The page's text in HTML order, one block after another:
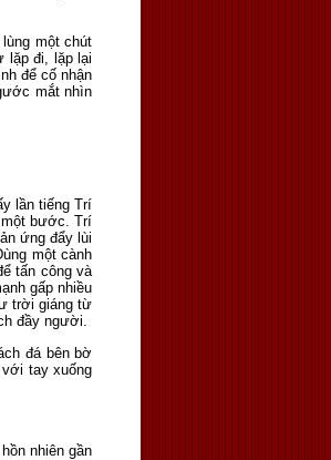
một chút
lặp đi, lặp lại
để cố nhận
mắt nhìn
lần tiếng Trí
bước. Trí
ứng đẩy lùi
một cành
tấn công và
gấp nhiều
trời giáng từ
đầy người.
đá bên bờ
tay xuống
nhiên gần